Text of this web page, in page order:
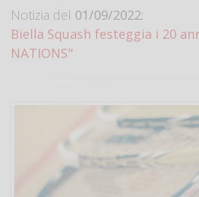
Notizia del 01/09/2022:
Biella Squash festeggia i 20
NATIONS"